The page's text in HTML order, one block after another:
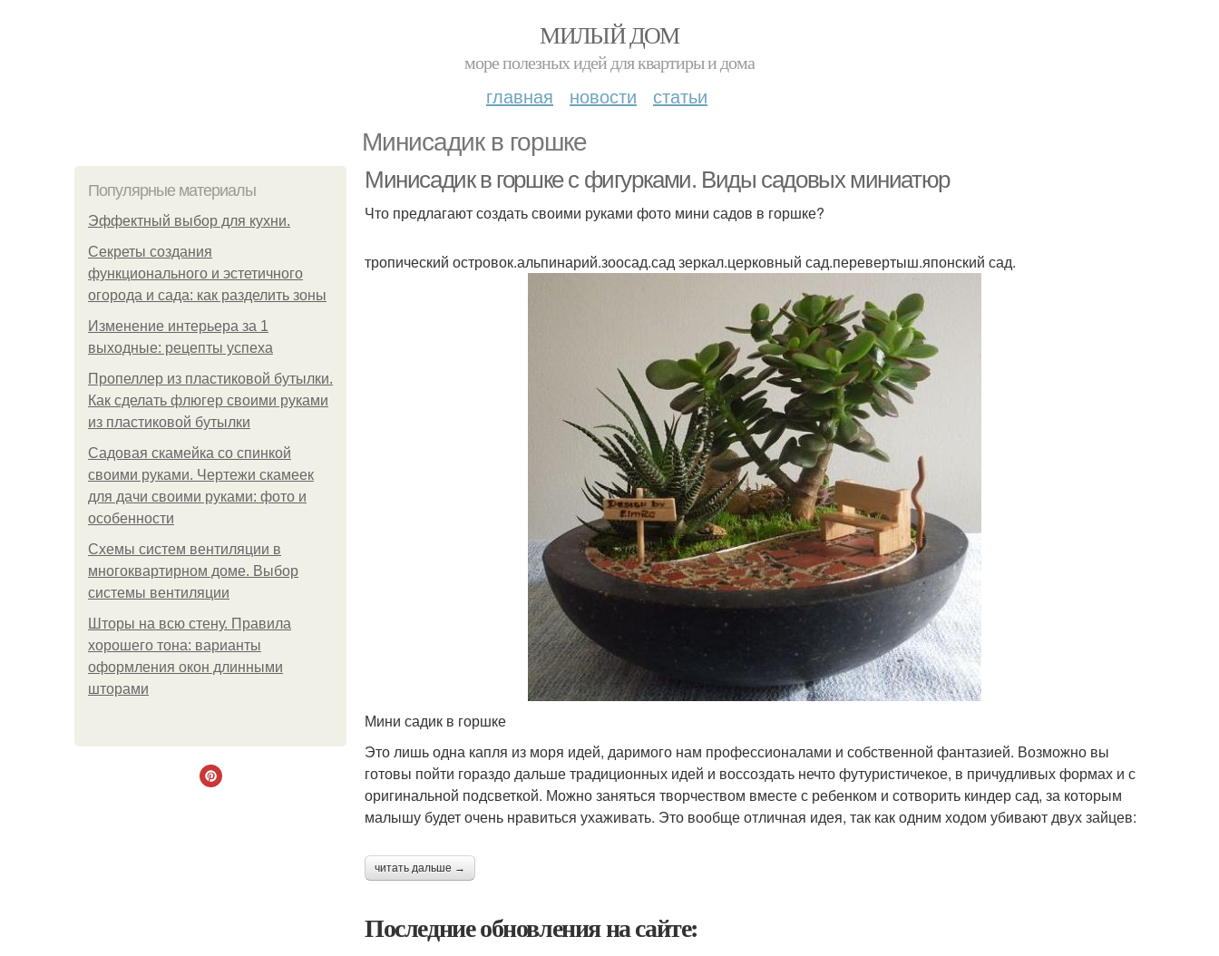
МИЛЫЙ ДОМ
море полезных идей для квартиры и дома
главная новости статьи
Минисадик в горшке
Популярные материалы
Эффектный выбор для кухни.
Секреты создания
функционального и эстетичного
огорода и сада: как разделить зоны
Изменение интерьера за 1
выходные: рецепты успеха
Пропеллер из пластиковой бутылки.
Как сделать флюгер своими руками
из пластиковой бутылки
Садовая скамейка со спинкой
своими руками. Чертежи скамеек
для дачи своими руками: фото и
особенности
Схемы систем вентиляции в
многоквартирном доме. Выбор
системы вентиляции
Шторы на всю стену. Правила
хорошего тона: варианты
оформления окон длинными
шторами
Минисадик в горшке с фигурками. Виды садовых миниатюр
Что предлагают создать своими руками фото мини садов в горшке?
тропический островок.альпинарий.зоосад.сад зеркал.церковный сад.перевертыш.японский сад.
Мини садик в горшке
Это лишь одна капля из моря идей, даримого нам профессионалами и собственной фантазией. Возможно вы
готовы пойти гораздо дальше традиционных идей и воссоздать нечто футуристичекое, в причудливых формах и с
оригинальной подсветкой. Можно заняться творчеством вместе с ребенком и сотворить киндер сад, за которым
малышу будет очень нравиться ухаживать. Это вообще отличная идея, так как одним ходом убивают двух зайцев:
читать дальше →
Последние обновления на сайте: